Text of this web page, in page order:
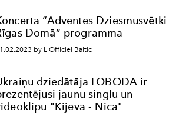
“Adventes Dziesmusvētki
Domā” programma
by L'Officiel Baltic
dziedātāja LOBODA ir
jaunu singlu un
"Kijeva - Nica"